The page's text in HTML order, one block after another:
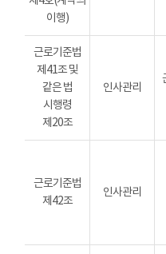
이행)
근로기준법
제41조 및
같은 법
시행령
제20조
인사관리
근로기준법
제42조
인사관리